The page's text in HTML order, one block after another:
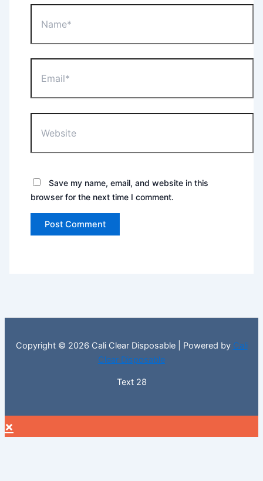
Save my name, email, and website in this
browser for the next time I comment.
Copyright © 2026 Cali Clear Disposable | Powered by Cali
Clear Disposable
Text 28
×